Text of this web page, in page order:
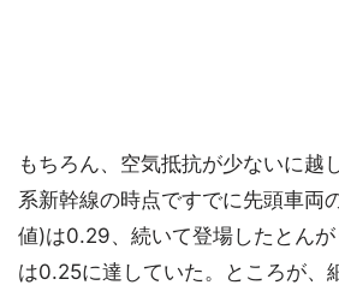
もちろん、空気抵抗が少ないに越
系新幹線の時点ですでに先頭車両
値)は0.29、続いて登場したとん
は0.25に達していた。ところが、